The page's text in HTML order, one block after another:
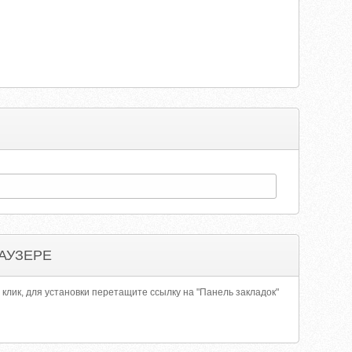
для установки перетащите ссылку на "Панель закладок"